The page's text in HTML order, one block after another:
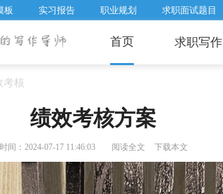
板 实习报告 职业规划 求职面试题目
首页 求职写作
考核
绩效考核方案
时间：2024-07-17 11:46:03 阅读全文 下载本文